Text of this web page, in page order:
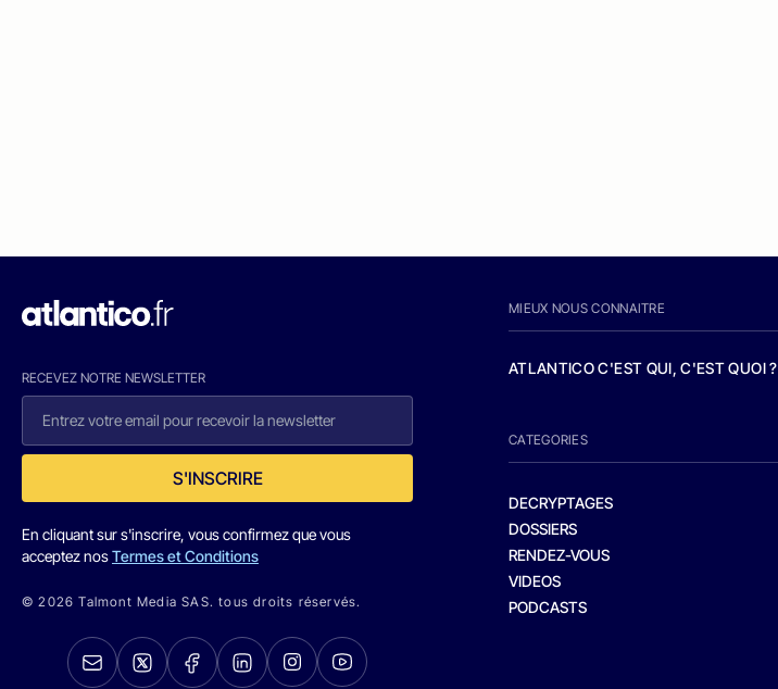
RECEVEZ NOTRE NEWSLETTER
S'INSCRIRE
En cliquant sur s'inscrire, vous confirmez que vous
acceptez nosTermes et Conditions
© 2026 Talmont Media SAS. tous droits réservés.
MIEUX NOUS CONNAITRE
ATLANTICO C'EST QUI, C'EST QUOI ?
CATEGORIES
DECRYPTAGES
DOSSIERS
RENDEZ-VOUS
VIDEOS
PODCASTS